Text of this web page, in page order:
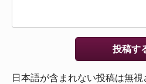
日本語が含まれない投稿は無